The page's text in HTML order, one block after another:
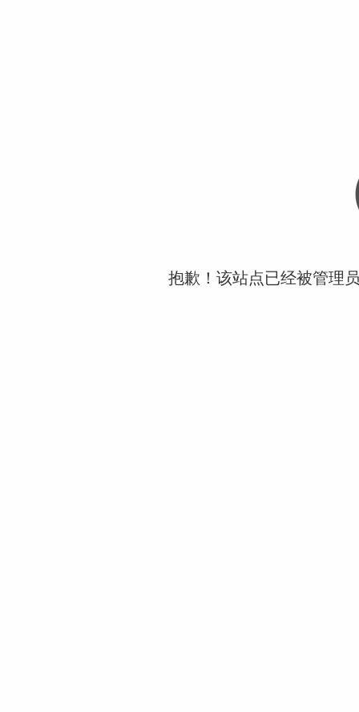
抱歉！该站点已经被管理